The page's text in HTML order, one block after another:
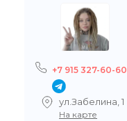
+7 915 327-60-60
ул.Забелина, 1
На карте